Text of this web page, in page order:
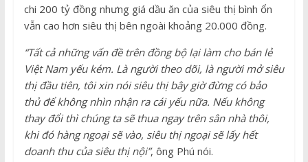
chi 200 tỷ đồng nhưng giá dầu ăn của siêu thị bình ổn
vẫn cao hơn siêu thị bên ngoài khoảng 20.000 đồng.
“Tất cả những vấn đề trên đồng bộ lại làm cho bán lẻ
Việt Nam yếu kém. Là người theo dõi, là người mở siêu
thị đầu tiên, tôi xin nói siêu thị bây giờ đừng có bảo
thủ để không nhìn nhận ra cái yếu nữa. Nếu không
thay đổi thì chúng ta sẽ thua ngay trên sân nhà thôi,
khi đó hàng ngoại sẽ vào, siêu thị ngoại sẽ lấy hết
doanh thu của siêu thị nội”, ông Phú nói.